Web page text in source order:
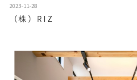
2023-11-28
（株）RIZ